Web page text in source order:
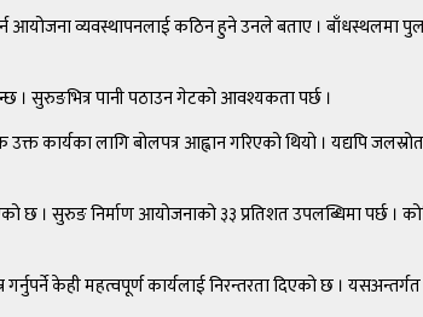
गर्न आयोजना व्यवस्थापनलाई कठिन हुने उनले बताए ।
। सुरुङभित्र पानी पठाउन गेटको आवश्यकता पर्छ ।
कार्यका लागि बोलपत्र आह्वान गरिएको थियो । यद्यपि
छ । सुरुङ निर्माण आयोजनाको ३३ प्रतिशत उपलब्धिमा पर्छ ।
केही महत्वपूर्ण कार्यलाई निरन्तरता दिएको छ ।